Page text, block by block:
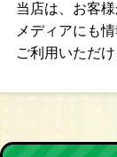
当店は、お客
メディアにも
ご利用いただけ